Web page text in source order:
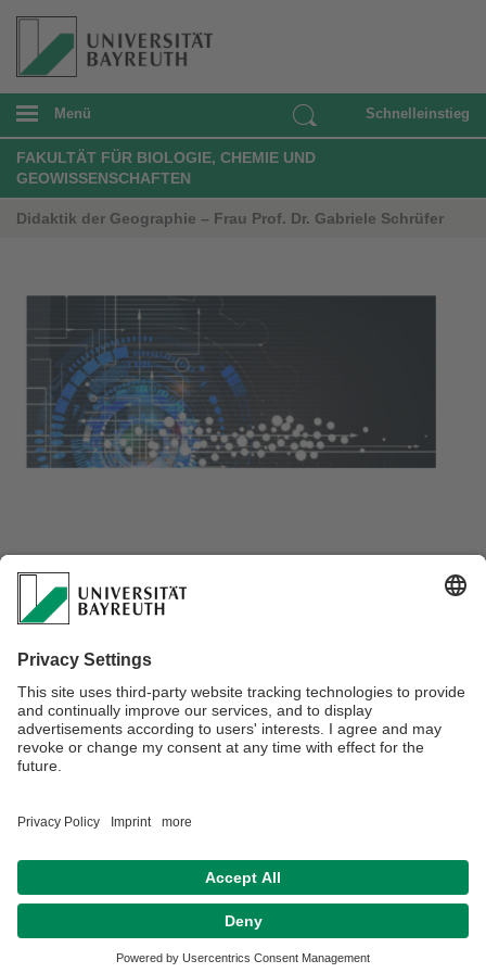
Menü Schnelleinstieg
FAKULTÄT FÜR BIOLOGIE, CHEMIE UND
GEOWISSENSCHAFTEN
Didaktik der Geographie – Frau Prof. Dr. Gabriele Schrüfer
Zeitschriften-Links
Praxis Geographie
Geographie heute
GW-Unterricht
Teaching Geography
The Geography Teacher
Geographische Rundschau
Impressum
Kontakt
Barrierefreiheitserklärung